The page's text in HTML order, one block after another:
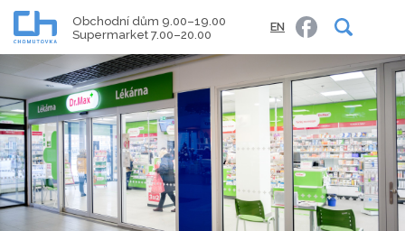
Obchodní dům 9.00–19.00
Supermarket 7.00–20.00
EN